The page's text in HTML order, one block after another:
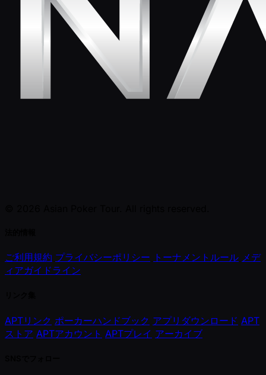
ご利用規約 プライバシーポリシー トーナメントルール メデ
ィアガイドライン
APTリンク ポーカーハンドブック アプリダウンロード APT
ストア APTアカウント APTプレイ アーカイブ